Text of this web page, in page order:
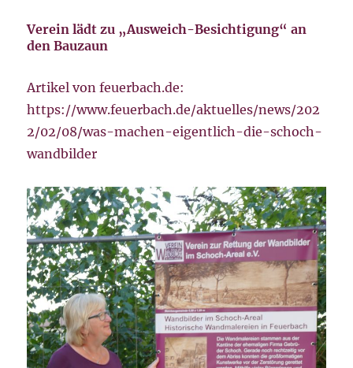
Verein lädt zu „Ausweich-Besichtigung“ an
den Bauzaun
Artikel von feuerbach.de:
https://www.feuerbach.de/aktuelles/news/202
2/02/08/was-machen-eigentlich-die-schoch-
wandbilder